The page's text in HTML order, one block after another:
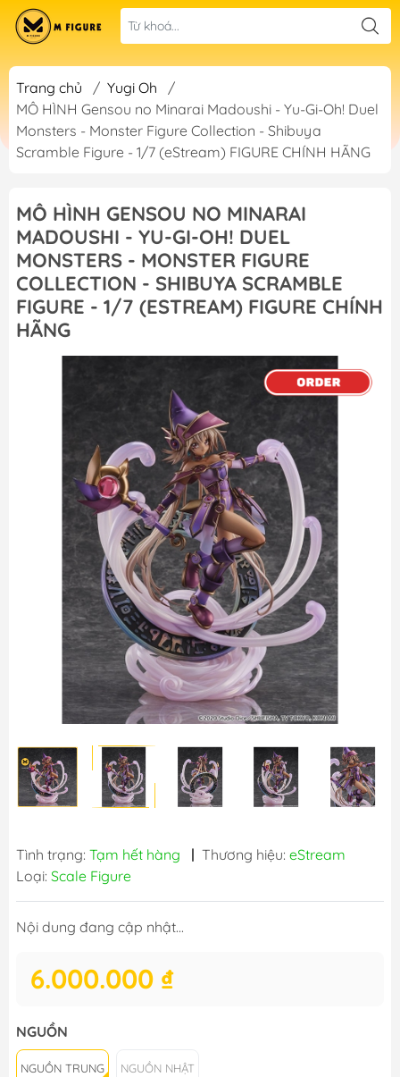
Trang chủ / Yugi Oh
/
MÔ HÌNH Gensou no Minarai Madoushi - Yu-Gi-Oh! Duel
Monsters - Monster Figure Collection - Shibuya
Scramble Figure - 1/7 (eStream) FIGURE CHÍNH HÃNG
MÔ HÌNH GENSOU NO MINARAI
MADOUSHI - YU-GI-OH! DUEL
MONSTERS - MONSTER FIGURE
COLLECTION - SHIBUYA SCRAMBLE
FIGURE - 1/7 (ESTREAM) FIGURE CHÍNH
HÃNG
Tình trạng: Tạm hết hàng | Thương hiệu: eStream
Loại: Scale Figure
Nội dung đang cập nhật...
6.000.000 ₫
NGUỒN
NGUỒN TRUNG NGUỒN NHẬT